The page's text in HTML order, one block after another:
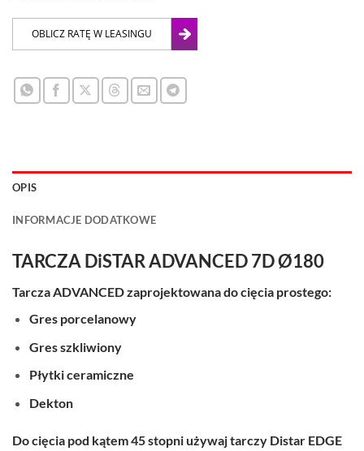
OPIS
INFORMACJE DODATKOWE
TARCZA DiSTAR ADVANCED 7D Ø180
Tarcza ADVANCED zaprojektowana do cięcia prostego:
Gres porcelanowy
Gres szkliwiony
Płytki ceramiczne
Dekton
Do cięcia pod kątem 45 stopni używaj tarczy Distar EDGE